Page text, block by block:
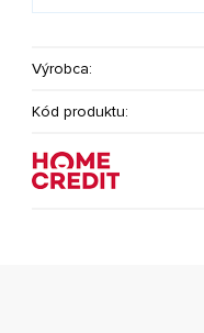
Výrobca:
Kód produktu: